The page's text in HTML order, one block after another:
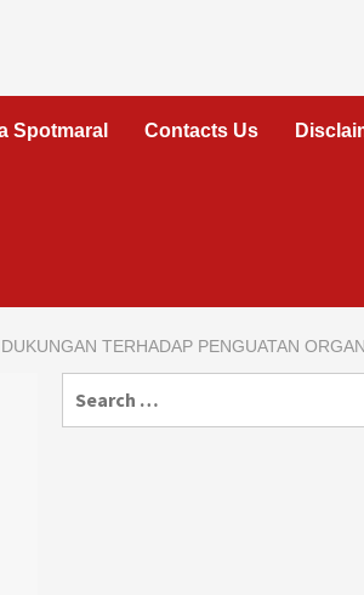
Spotmaral Contacts Us
TERHADAP PENGUATAN
for: